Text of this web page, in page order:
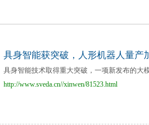
具身智能获突破，人形机器人量产
具身智能技术取得重大突破，一项新发布的大
http://www.sveda.cn//xinwen/81523.html